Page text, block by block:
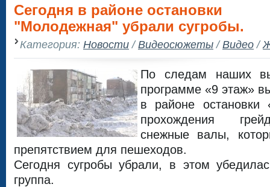
Сегодня в районе остановки
"Молодежная" убрали сугробы.
Категория: Новости/Видеосюжеты/Видео/
По следам наших
программе «9 этаж»
в районе остановки
прохождения
снежные валы,
препятствием для пешеходов.
Сегодня сугробы убрали, в этом
группа.